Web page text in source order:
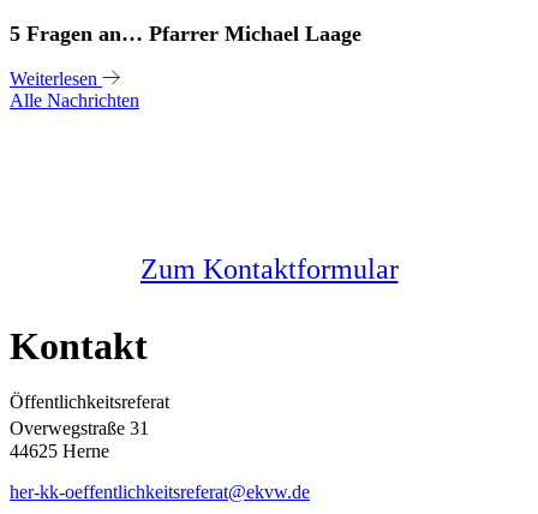
5 Fragen an… Pfarrer Michael Laage
Weiterlesen
Alle Nachrichten
Zum Kontaktformular
Kontakt
Öffentlichkeitsreferat
Overwegstraße 31
44625 Herne
her-kk-oeffentlichkeitsreferat@ekvw.de